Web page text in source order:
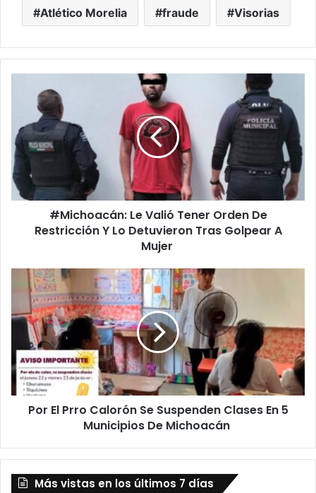
Atlético Morelia fraude Visorias
Tener
Orden
De
Restricción
Y
Lo
Detuvieron
Mujer
#Michoacán: Le Valió Tener Orden De
Restricción Y Lo Detuvieron Tras Golpear A
Mujer
Calorón
Suspenden
Clases
En
5
Municipios
Por El Prro Calorón Se Suspenden Clases En 5
Municipios De Michoacán
Más vistas en los últimos 7 días